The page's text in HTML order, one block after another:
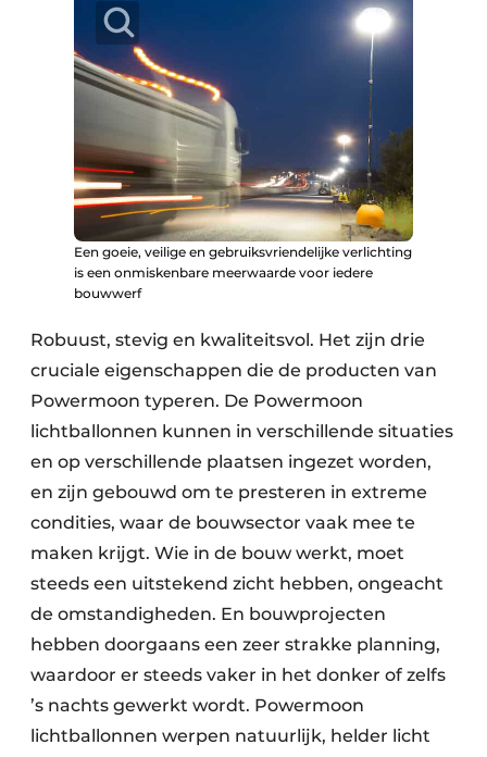
Een goeie, veilige en gebruiksvriendelijke verlichting
is een onmiskenbare meerwaarde voor iedere
bouwwerf
Robuust, stevig en kwaliteitsvol. Het zijn drie
cruciale eigenschappen die de producten van
Powermoon typeren. De Powermoon
lichtballonnen kunnen in verschillende situaties
en op verschillende plaatsen ingezet worden,
en zijn gebouwd om te presteren in extreme
condities, waar de bouwsector vaak mee te
maken krijgt. Wie in de bouw werkt, moet
steeds een uitstekend zicht hebben, ongeacht
de omstandigheden. En bouwprojecten
hebben doorgaans een zeer strakke planning,
waardoor er steeds vaker in het donker of zelfs
’s nachts gewerkt wordt. Powermoon
lichtballonnen werpen natuurlijk, helder licht